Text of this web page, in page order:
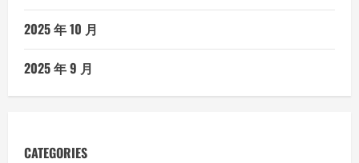
2025 年 10 月
2025 年 9 月
CATEGORIES